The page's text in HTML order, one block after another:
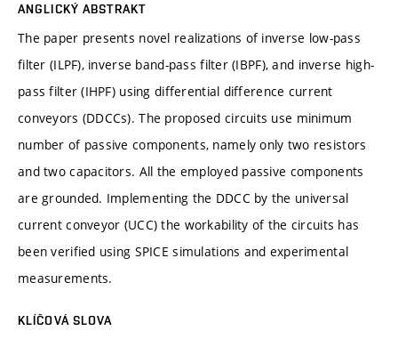
ANGLICKÝ ABSTRAKT
The paper presents novel realizations of inverse low-pass
filter (ILPF), inverse band-pass filter (IBPF), and inverse high-
pass filter (IHPF) using differential difference current
conveyors (DDCCs). The proposed circuits use minimum
number of passive components, namely only two resistors
and two capacitors. All the employed passive components
are grounded. Implementing the DDCC by the universal
current conveyor (UCC) the workability of the circuits has
been verified using SPICE simulations and experimental
measurements.
KLÍČOVÁ SLOVA